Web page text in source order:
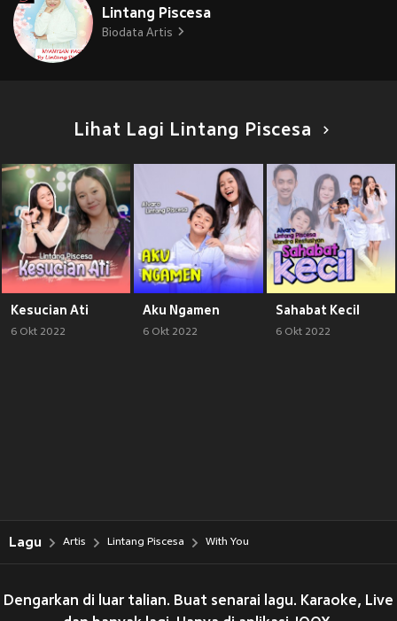
Lintang Piscesa
Biodata Artis
Lihat Lagi Lintang Piscesa
Kesucian Ati
6 Okt 2022
Aku Ngamen
6 Okt 2022
Sahabat Kecil
6 Okt 2022
Lagu Artis Lintang Piscesa With You
Dengarkan di luar talian. Buat senarai lagu. Karaoke, Live